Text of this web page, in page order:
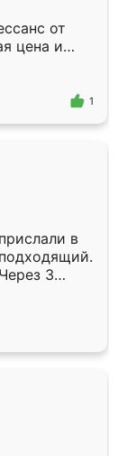
от
цена и
1
в
3